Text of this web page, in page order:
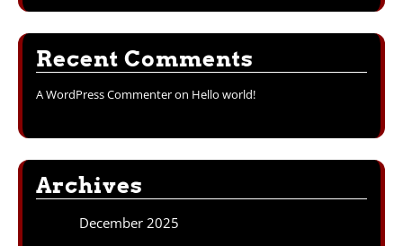
Recent Comments
A WordPress Commenteron Hello world!
Archives
December 2025